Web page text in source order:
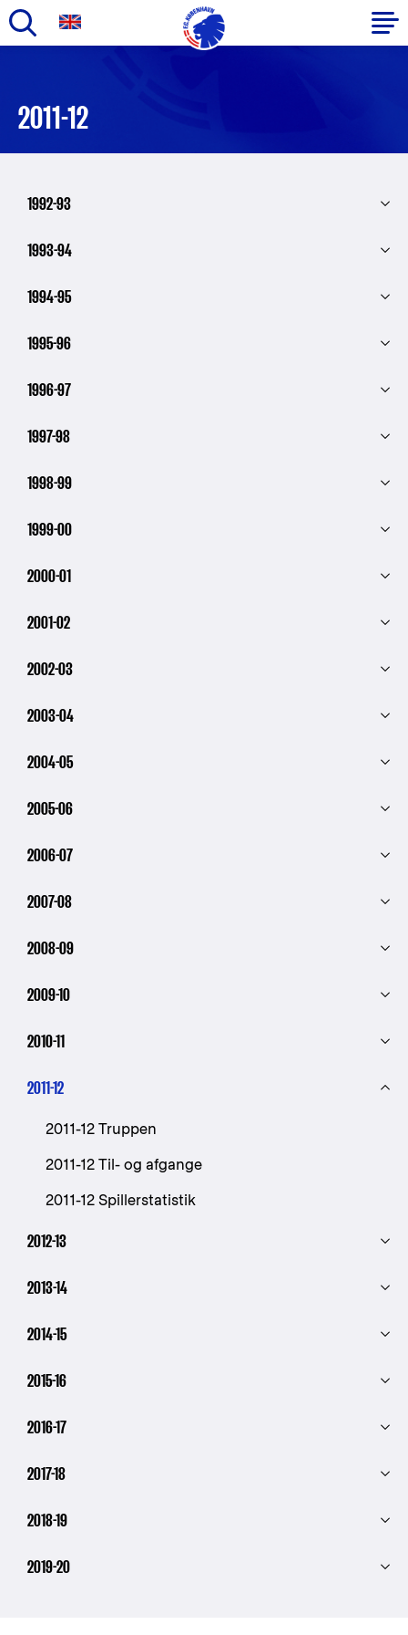
navigation
2011-12
1992-93
1993-94
1994-95
1995-96
1996-97
1997-98
1998-99
1999-00
2000-01
2001-02
2002-03
2003-04
2004-05
2005-06
2006-07
2007-08
2008-09
2009-10
2010-11
2011-12
2011-12 Truppen
2011-12 Til- og afgange
2011-12 Spillerstatistik
2012-13
2013-14
2014-15
2015-16
2016-17
2017-18
2018-19
2019-20